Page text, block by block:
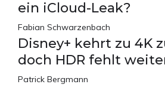
ein iCloud-Leak?
Fabian Schwarzenbach
Disney+ kehrt zu 4K
doch HDR fehlt
Patrick Bergmann